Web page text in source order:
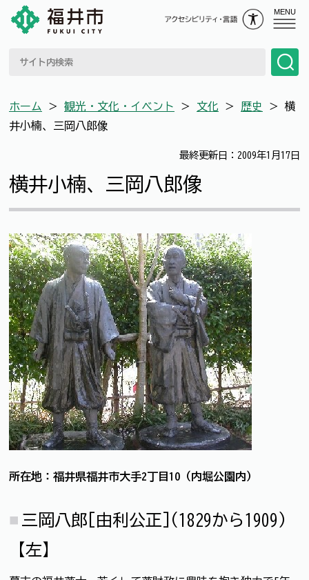
MENU
ホーム ＞ 観光・文化・イベント ＞ 文化 ＞ 歴史 ＞ 横
井小楠、三岡八郎像
最終更新日：2009年1月17日
横井小楠、三岡八郎像
所在地：福井県福井市大手2丁目10（内堀公園内）
三岡八郎[由利公正](1829から1909)
【左】